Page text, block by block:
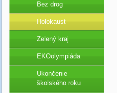
Bez drog
Holokaust
Zelený kraj
EKOolympiáda
Ukončenie
školského roku